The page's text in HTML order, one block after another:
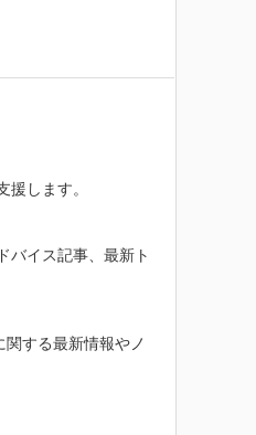
します。
バイス記事、最新ト
する最新情報やノ